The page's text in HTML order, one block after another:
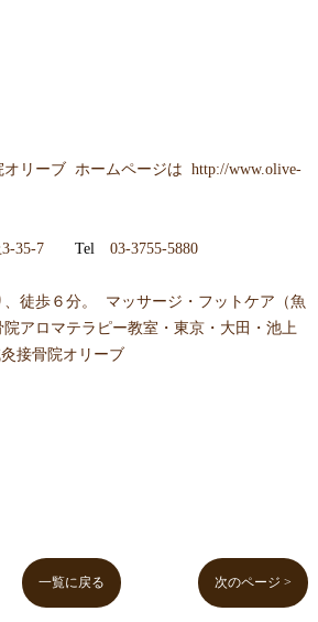
オリーブ ホームページは http://www.olive-
35-7Tel 03-3755-5880
徒歩６分。 マッサージ・フットケア（魚
アロマテラピー教室・東京・大田・池上
接骨院オリーブ
一覧に戻る 次のページ >